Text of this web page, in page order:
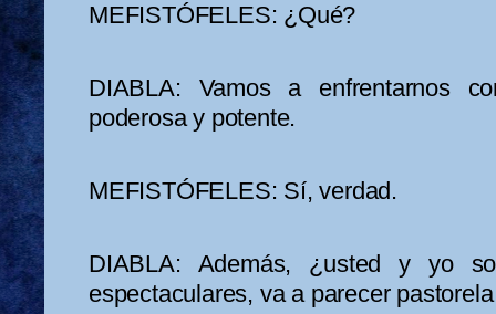
MEFISTÓFELES: ¿Qué?
DIABLA: Vamos a enfrentarnos
poderosa y potente.
MEFISTÓFELES: Sí, verdad.
DIABLA: Además, ¿usted y yo
espectaculares, va a parecer